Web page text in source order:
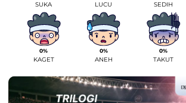
SUKA LUCU SEDIH
0%
KAGET
0%
ANEH
0%
TAKUT